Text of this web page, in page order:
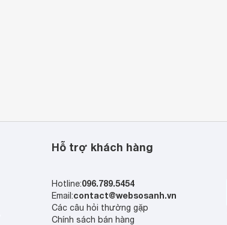
Hỗ trợ khách hàng
Hotline:096.789.5454
Email:contact@websosanh.vn
Các câu hỏi thường gặp
Chính sách bán hàng